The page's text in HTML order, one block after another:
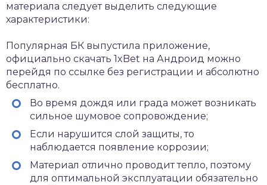
материала следует выделить следующие
характеристики:
Популярная БК выпустила приложение,
официально скачать 1xBet на Андроид можно
перейдя по ссылке без регистрации и абсолютно
бесплатно.
Во время дождя или града может возникать
сильное шумовое сопровождение;
Если нарушится слой защиты, то
наблюдается появление коррозии;
Материал отлично проводит тепло, поэтому
для оптимальной эксплуатации обязательно